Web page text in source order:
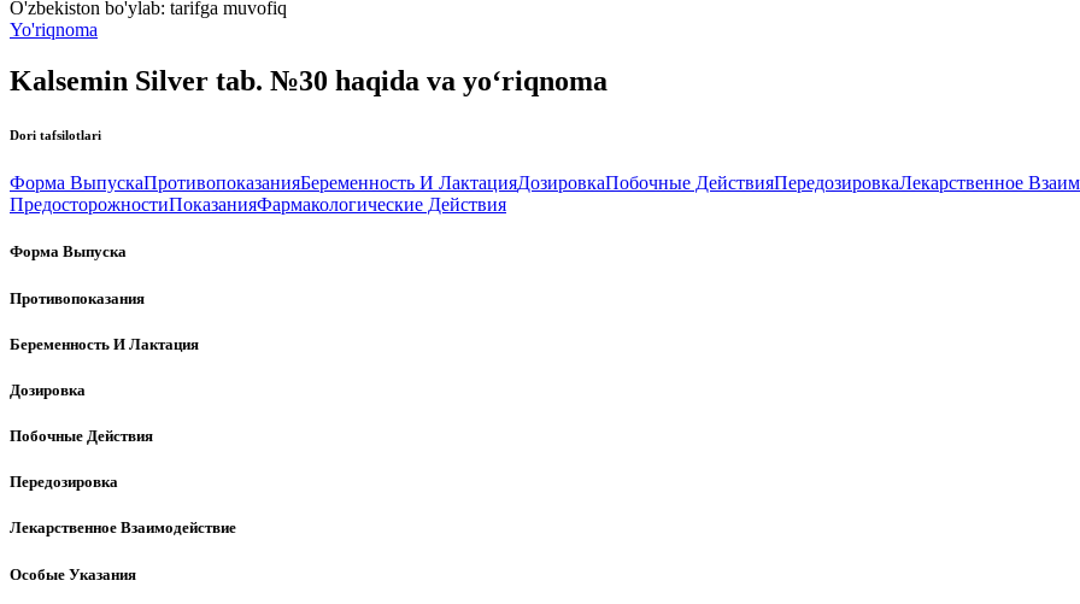
O'zbekiston bo'ylab: tarifga muvofiq
Yo'riqnoma
Kalsemin Silver tab. №30 haqida va yo‘riqnoma
Dori tafsilotlari
Форма ВыпускаПротивопоказанияБеременность И ЛактацияДозировкаПобочные ДействияПередозировкаЛекарственное
ПредосторожностиПоказанияФармакологические Действия
Форма Выпуска
Противопоказания
Беременность И Лактация
Дозировка
Побочные Действия
Передозировка
Лекарственное Взаимодействие
Особые Указания